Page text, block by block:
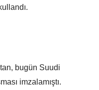
bugün Suudi
imzalamıştı.